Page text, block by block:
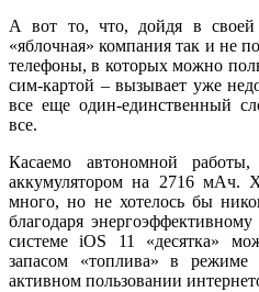
А вот то, что, дойдя в
«яблочная» компания так и не
телефоны, в которых можно
сим-картой – вызывает уже
все еще один-единственный
все.
Касаемо автономной
аккумулятором на 2716 мАч.
много, но не хотелось бы
благодаря
системе iOS 11 «десятка»
запасом «топлива» в
активном пользовании